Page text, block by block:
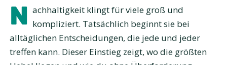
N achhaltigkeit klingt für viele groß und
kompliziert. Tatsächlich beginnt sie bei
alltäglichen Entscheidungen, die jede und jeder
treffen kann. Dieser Einstieg zeigt, wo die größten